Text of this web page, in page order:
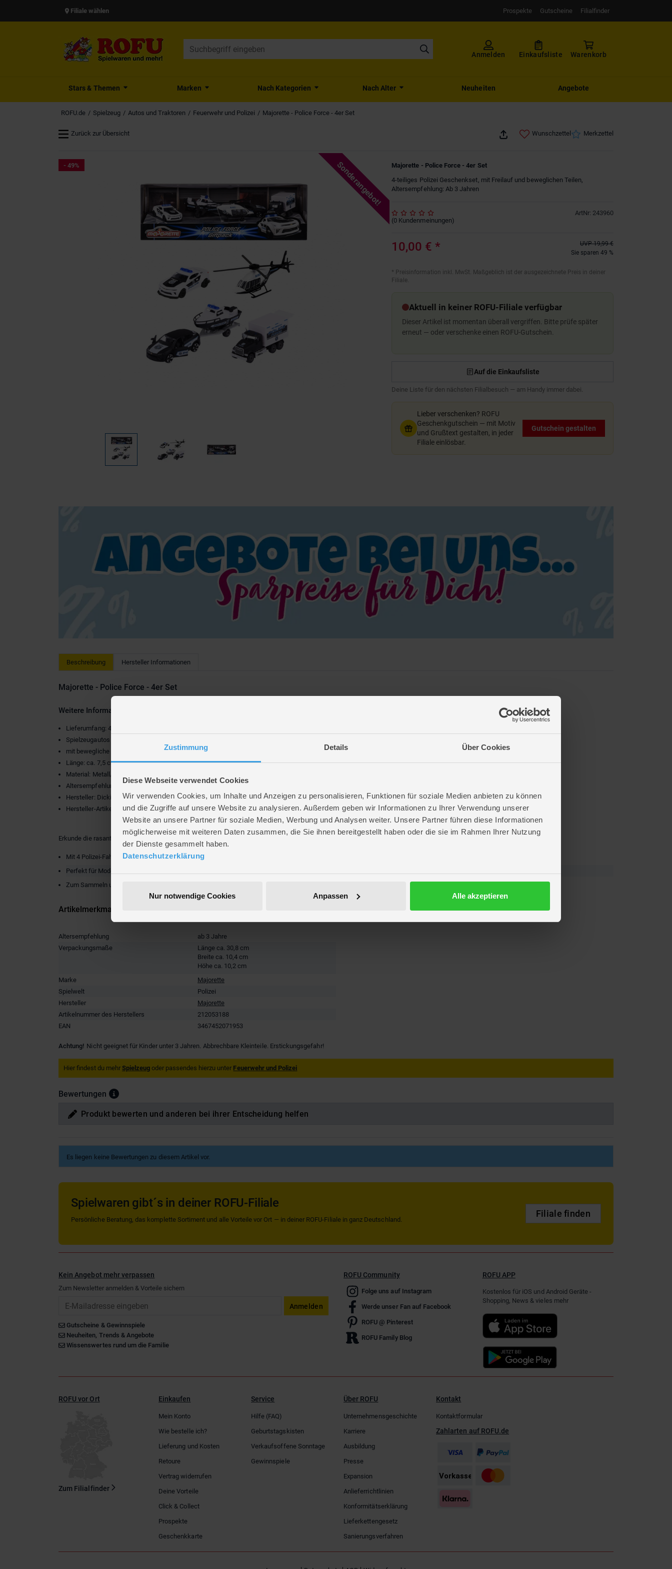
Zustimmung Details Über Cookies
Diese Webseite verwendet Cookies
Wir verwenden Cookies, um Inhalte und Anzeigen zu personalisieren, Funktionen für soziale Medien anbieten zu können
und die Zugriffe auf unsere Website zu analysieren. Außerdem geben wir Informationen zu Ihrer Verwendung unserer
Website an unsere Partner für soziale Medien, Werbung und Analysen weiter. Unsere Partner führen diese Informationen
möglicherweise mit weiteren Daten zusammen, die Sie ihnen bereitgestellt haben oder die sie im Rahmen Ihrer Nutzung
der Dienste gesammelt haben.
Datenschutzerklärung
Nur notwendige Cookies Anpassen Alle akzeptieren
Filiale wählen Prospekte Gutscheine Filialfinder
Anmelden Einkaufsliste Warenkorb
Stars & Themen Marken Nach Kategorien Nach Alter Neuheiten Angebote
ROFU.de Spielzeug Autos und Traktoren Feuerwehr und Polizei Majorette - Police Force - 4er Set
Zurück zur Übersicht Wunschzettel Merkzettel
- 49% Sonderangebot!
Majorette - Police Force - 4er Set
4-teiliges Polizei Geschenkset, mit Freilauf und beweglichen Teilen,
Altersempfehlung: Ab 3 Jahren
ArtNr: 243960
(0 Kundenmeinungen)
10,00 € * UVP 19,99 €
Sie sparen 49 %
* Preisinformation inkl. MwSt. Maßgeblich ist der ausgezeichnete Preis in deiner
Filiale.
Aktuell in keiner ROFU-Filiale verfügbar
Dieser Artikel ist momentan überall vergriffen. Bitte prüfe später
erneut — oder verschenke einen ROFU-Gutschein.
Auf die Einkaufsliste
Deine Liste für den nächsten Filialbesuch — am Handy immer dabei.
Lieber verschenken? ROFU
Geschenkgutschein — mit Motiv
und Grußtext gestalten, in jeder
Filiale einlösbar.
Gutschein gestalten
Beschreibung Hersteller Informationen
Majorette - Police Force - 4er Set
Weitere Informationen zum Geschenkset - Police Force von Majorette:
Lieferumfang: 4-teiliges Geschenkset mit Polizeifahrzeugen
Spielzeugautos aus Metall mit Freilauf
mit bewegliche Teile
Länge: ca. 7,5 cm
Material: Metall/Kunststoff
Altersempfehlung: ab 3 Jahren
Hersteller: Dickie
Hersteller-Artikelnr.: 212053188
Erkunde die rasante Welt der
Mit 4 Polizei-Fahrzeugen
Perfekt für Modellauto-Liebhaber
Zum Sammeln und Spielen
Artikelmerkmale
Altersempfehlung
ab 3 Jahre
Verpackungsmaße
Länge ca. 30,8 cm
Breite ca. 10,4 cm
Höhe ca. 10,2 cm
Marke
Majorette
Spielwelt
Polizei
Hersteller
Majorette
Artikelnummer des Herstellers
212053188
EAN
3467452071953
Achtung! Nicht geeignet für Kinder unter 3 Jahren. Abbrechbare Kleinteile. Erstickungsgefahr!
Hier findest du mehr Spielzeug oder passendes hierzu unter Feuerwehr und Polizei
Bewertungen
Produkt bewerten und anderen bei ihrer Entscheidung helfen
Es liegen keine Bewertungen zu diesem Artikel vor.
Spielwaren gibt´s in deiner ROFU-Filiale
Persönliche Beratung, das komplette Sortiment und alle Vorteile vor Ort — in deiner ROFU-Filiale in ganz Deutschland.
Filiale finden
Kein Angebot mehr verpassen
Zum Newsletter anmelden & Vorteile sichern
Anmelden
Gutscheine & Gewinnspiele
Neuheiten, Trends & Angebote
Wissenswertes rund um die Familie
ROFU Community
Folge uns auf Instagram
Werde unser Fan auf Facebook
ROFU @ Pinterest
ROFU Family Blog
ROFU APP
Kostenlos für iOS und Android Geräte -
Shopping, News & vieles mehr
ROFU vor Ort
Zum Filialfinder
Einkaufen
Mein Konto
Wie bestelle ich?
Lieferung und Kosten
Retoure
Vertrag widerrufen
Deine Vorteile
Click & Collect
Prospekte
Geschenkkarte
Service
Hilfe (FAQ)
Geburtstagskisten
Verkaufsoffene Sonntage
Gewinnspiele
Über ROFU
Unternehmensgeschichte
Karriere
Ausbildung
Presse
Expansion
Anlieferrichtlinien
Konformitätserklärung
Lieferkettengesetz
Sanierungsverfahren
Kontakt
Kontaktformular
Zahlarten auf ROFU.de